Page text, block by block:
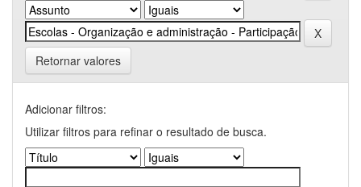
Retornar valores
Adicionar filtros:
Utilizar filtros para refinar o resultado de busca.